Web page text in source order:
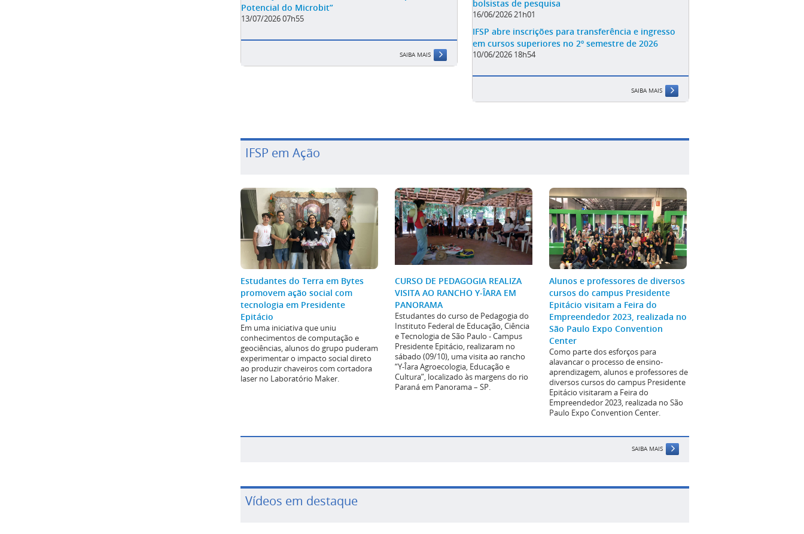
Potencial do Microbit”
13/07/2026 07h55
SAIBA MAIS
bolsistas de pesquisa
16/06/2026 21h01
IFSP abre inscrições para transferência e ingresso
em cursos superiores no 2º semestre de 2026
10/06/2026 18h54
SAIBA MAIS
IFSP em Ação
Estudantes do Terra em Bytes
promovem ação social com
tecnologia em Presidente
Epitácio
Em uma iniciativa que uniu
conhecimentos de computação e
geociências, alunos do grupo puderam
experimentar o impacto social direto
ao produzir chaveiros com cortadora
laser no Laboratório Maker.
CURSO DE PEDAGOGIA REALIZA
VISITA AO RANCHO Y-ÎARA EM
PANORAMA
Estudantes do curso de Pedagogia do
Instituto Federal de Educação, Ciência
e Tecnologia de São Paulo - Campus
Presidente Epitácio, realizaram no
sábado (09/10), uma visita ao rancho
“Y-Îara Agroecologia, Educação e
Cultura”, localizado às margens do rio
Paraná em Panorama – SP.
Alunos e professores de diversos
cursos do campus Presidente
Epitácio visitam a Feira do
Empreendedor 2023, realizada no
São Paulo Expo Convention
Center
Como parte dos esforços para
alavancar o processo de ensino-
aprendizagem, alunos e professores de
diversos cursos do campus Presidente
Epitácio visitaram a Feira do
Empreendedor 2023, realizada no São
Paulo Expo Convention Center.
SAIBA MAIS
Vídeos em destaque